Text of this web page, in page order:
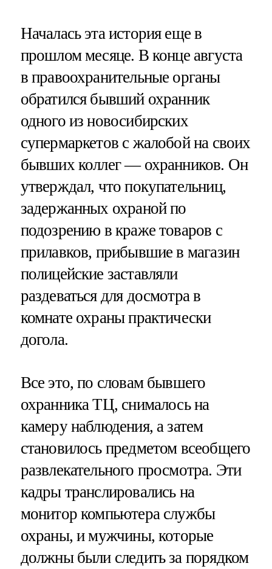
Началась эта история еще в
прошлом месяце. В конце августа
в правоохранительные органы
обратился бывший охранник
одного из новосибирских
супермаркетов с жалобой на своих
бывших коллег — охранников. Он
утверждал, что покупательниц,
задержанных охраной по
подозрению в краже товаров с
прилавков, прибывшие в магазин
полицейские заставляли
раздеваться для досмотра в
комнате охраны практически
догола.
Все это, по словам бывшего
охранника ТЦ, снималось на
камеру наблюдения, а затем
становилось предметом всеобщего
развлекательного просмотра. Эти
кадры транслировались на
монитор компьютера службы
охраны, и мужчины, которые
должны были следить за порядком